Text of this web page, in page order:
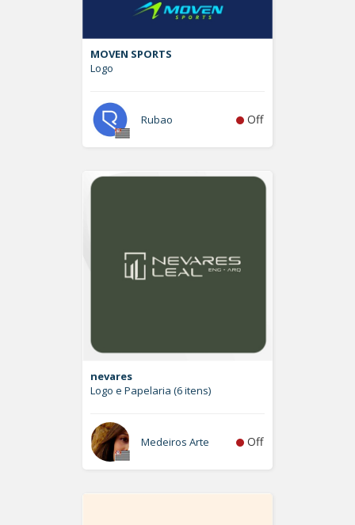
MOVEN SPORTS
Logo
Rubao Off
nevares
Logo e Papelaria (6 itens)
Medeiros Arte Off